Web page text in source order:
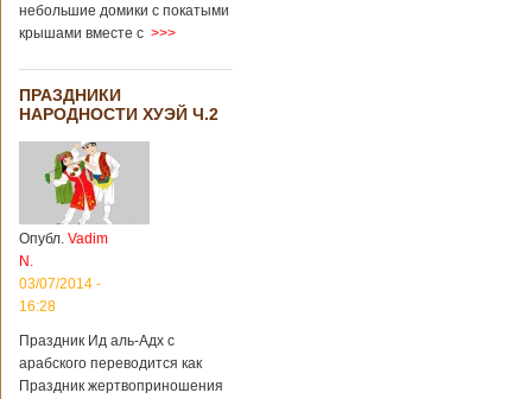
небольшие домики с покатыми
крышами вместе с >>>
ПРАЗДНИКИ
НАРОДНОСТИ ХУЭЙ Ч.2
Опубл. Vadim
N.
03/07/2014 -
16:28
Праздник Ид аль-Адх с
арабского переводится как
Праздник жертвоприношения